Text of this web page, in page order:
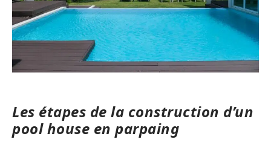
Les étapes de la construction d’un
pool house en parpaing